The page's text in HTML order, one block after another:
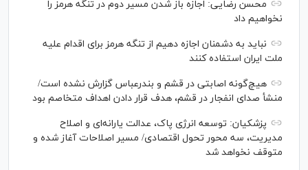
محسن رضایی: اجازه باز شدن مسیر دوم در تنگه هرمز را
نخواهیم داد
نباید به دشمنان اجازه دهیم از تنگه هرمز برای اقدام علیه
ملت ایران استفاده کنند
هیچ‌گونه اصابتی در قشم و بندرعباس گزارش نشده است/
منشأ صدای انفجار در قشم، هدف قرار دادن اهداف متخاصم بود
پزشکیان: توسعه انرژی پاک، عدالت یارانه‌ای و اصلاح
مدیریت، سه محور تحول اقتصادی/ مسیر اصلاحات آغاز شده و
متوقف نخواهد شد